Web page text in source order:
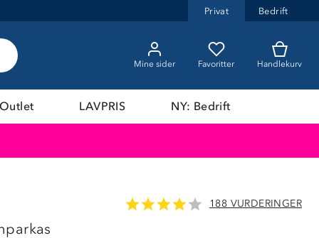
Privat Bedrift
Mine sider Favoritter Handlekurv
LAVPRIS NY: Bedrift
188 VURDERINGER